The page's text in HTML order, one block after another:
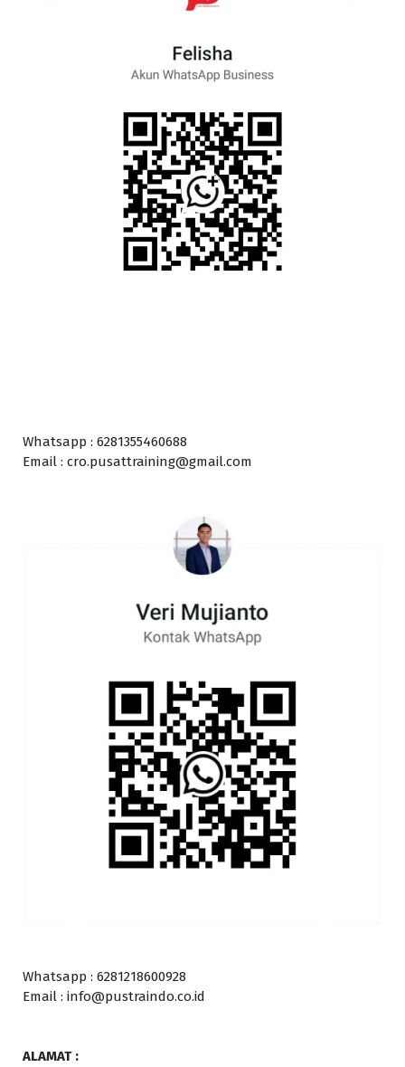
Whatsapp : 6281355460688
Email : cro.pusattraining@gmail.com
Whatsapp : 6281218600928
Email : info@pustraindo.co.id
ALAMAT :